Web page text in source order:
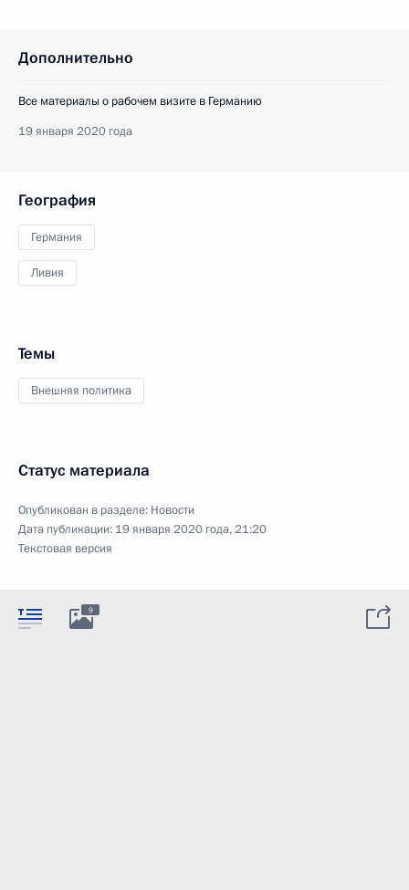
Дополнительно
Все материалы о рабочем визите в Германию
19 января 2020 года
География
Германия
Ливия
Темы
Внешняя политика
Статус материала
Опубликован в разделе: Новости
Дата публикации: 19 января 2020 года, 21:20
Текстовая версия
9